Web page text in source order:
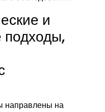
и
подходы,
направлены на